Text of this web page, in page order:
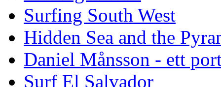
Surfing South West
Hidden Sea and the
Daniel Månsson - ett
Surf El Salvador